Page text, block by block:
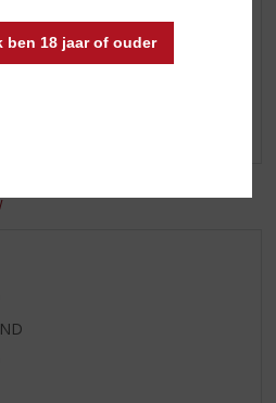
ben 18 jaar of ouder